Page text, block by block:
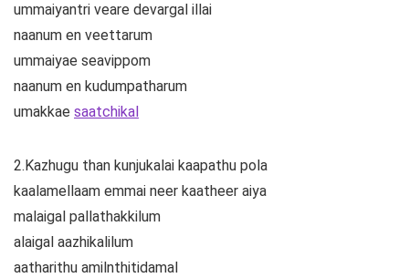
ummaiyantri veare devargal illai
naanum en veettarum
ummaiyae seavippom
naanum en kudumpatharum
umakkae saatchikal
2.Kazhugu than kunjukalai kaapathu pola
kaalamellaam emmai neer kaatheer aiya
malaigal pallathakkilum
alaigal aazhikalilum
aatharithu amilnthitidamal